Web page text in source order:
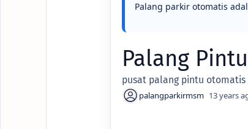
Palang parkir otomatis
Palang
pusat palang pintu otomatis
13 years